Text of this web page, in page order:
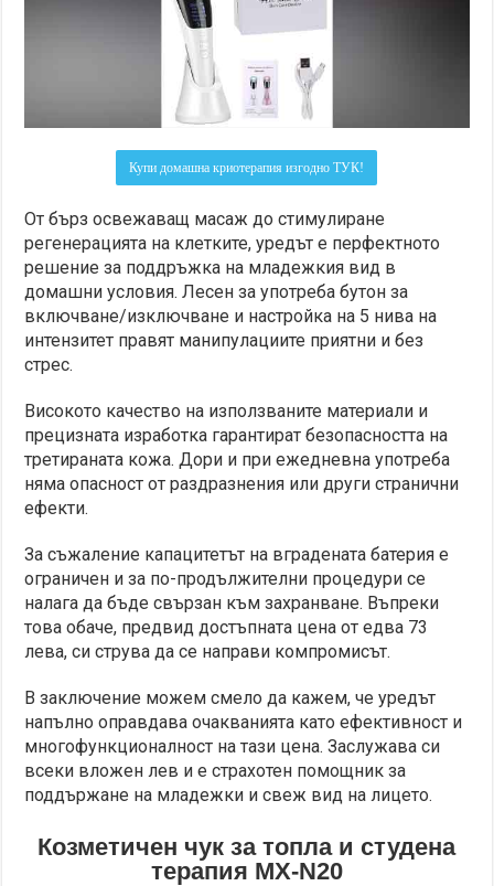
Купи домашна криотерапия изгодно ТУК!
От бърз освежаващ масаж до стимулиране
регенерацията на клетките, уредът е перфектното
решение за поддръжка на младежкия вид в
домашни условия. Лесен за употреба бутон за
включване/изключване и настройка на 5 нива на
интензитет правят манипулациите приятни и без
стрес.
Високото качество на използваните материали и
прецизната изработка гарантират безопасността на
третираната кожа. Дори и при ежедневна употреба
няма опасност от раздразнения или други странични
ефекти.
За съжаление капацитетът на вградената батерия е
ограничен и за по-продължителни процедури се
налага да бъде свързан към захранване. Въпреки
това обаче, предвид достъпната цена от едва 73
лева, си струва да се направи компромисът.
В заключение можем смело да кажем, че уредът
напълно оправдава очакванията като ефективност и
многофункционалност на тази цена. Заслужава си
всеки вложен лев и е страхотен помощник за
поддържане на младежки и свеж вид на лицето.
Козметичен чук за топла и студена
терапия MX-N20